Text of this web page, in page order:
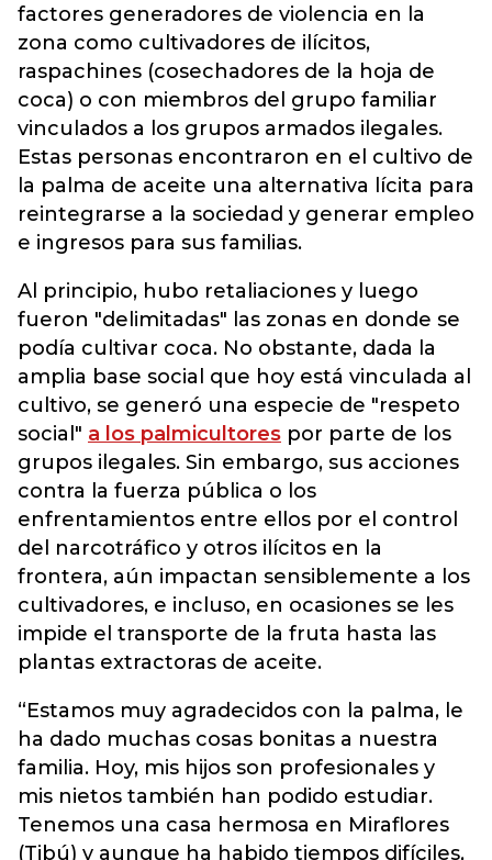
factores generadores de violencia en la
zona como cultivadores de ilícitos,
raspachines (cosechadores de la hoja de
coca) o con miembros del grupo familiar
vinculados a los grupos armados ilegales.
Estas personas encontraron en el cultivo de
la palma de aceite una alternativa lícita para
reintegrarse a la sociedad y generar empleo
e ingresos para sus familias.
Al principio, hubo retaliaciones y luego
fueron "delimitadas" las zonas en donde se
podía cultivar coca. No obstante, dada la
amplia base social que hoy está vinculada al
cultivo, se generó una especie de "respeto
social" a los palmicultores por parte de los
grupos ilegales. Sin embargo, sus acciones
contra la fuerza pública o los
enfrentamientos entre ellos por el control
del narcotráfico y otros ilícitos en la
frontera, aún impactan sensiblemente a los
cultivadores, e incluso, en ocasiones se les
impide el transporte de la fruta hasta las
plantas extractoras de aceite.
“Estamos muy agradecidos con la palma, le
ha dado muchas cosas bonitas a nuestra
familia. Hoy, mis hijos son profesionales y
mis nietos también han podido estudiar.
Tenemos una casa hermosa en Miraflores
(Tibú) y aunque ha habido tiempos difíciles,